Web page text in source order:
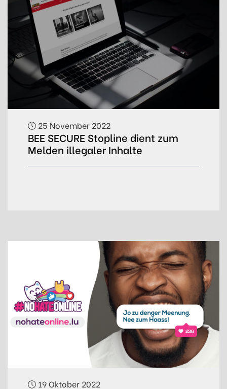
25 November 2022
BEE SECURE Stopline dient zum
Melden illegaler Inhalte
19 Oktober 2022